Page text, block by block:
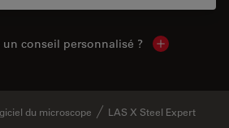
un conseil personnalisé ? Show local
du microscope LAS X Steel Expert